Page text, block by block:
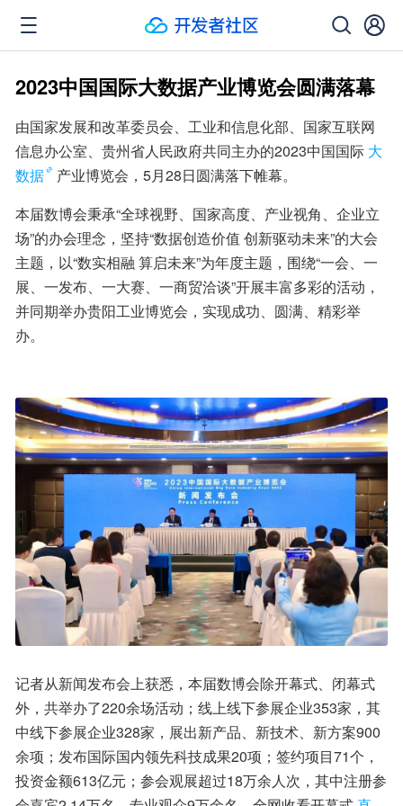
2023中国国际大数据产业博览会圆满落幕
由国家发展和改革委员会、工业和信息化部、国家互联网
信息办公室、贵州省人民政府共同主办的2023中国国际 大
数据
产业博览会，5月28日圆满落下帷幕。
本届数博会秉承“全球视野、国家高度、产业视角、企业立
场”的办会理念，坚持“数据创造价值 创新驱动未来”的大会
主题，以“数实相融 算启未来”为年度主题，围绕“一会、一
展、一发布、一大赛、一商贸洽谈”开展丰富多彩的活动，
并同期举办贵阳工业博览会，实现成功、圆满、精彩举
办。
记者从新闻发布会上获悉，本届数博会除开幕式、闭幕式
外，共举办了220余场活动；线上线下参展企业353家，其
中线下参展企业328家，展出新产品、新技术、新方案900
余项；发布国际国内领先科技成果20项；签约项目71个，
投资金额613亿元；参会观展超过18万余人次，其中注册参